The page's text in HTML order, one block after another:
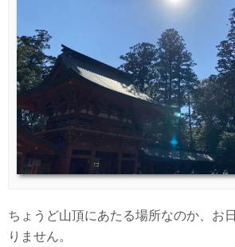
ちょうど山頂にあたる場所なのか、お
りません。